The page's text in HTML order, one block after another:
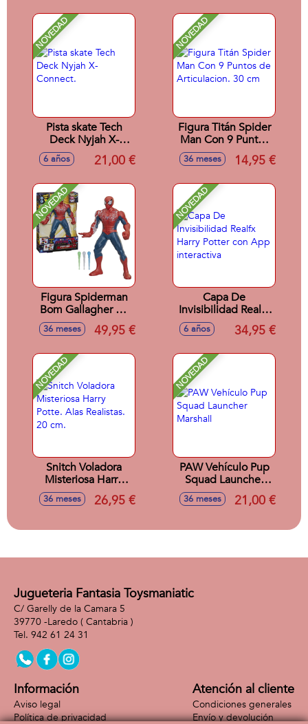
NOVEDAD
Pista skate Tech
Deck Nyjah X-
Connect.
6 años 21,00 €
NOVEDAD
Figura Titán Spider
Man Con 9 Puntos
de Articulacion. 30
cm
36 meses 14,95 €
NOVEDAD
Figura Spiderman
Bom Gallagher 30
cm
36 meses 49,95 €
NOVEDAD
Capa De
Invisibilidad Realfx
Harry Potter con
App interactiva
6 años 34,95 €
NOVEDAD
Snitch Voladora
Misteriosa Harry
Potte. Alas
Realistas. 20 cm.
36 meses 26,95 €
NOVEDAD
PAW Vehículo Pup
Squad Launcher
Marshall
36 meses 21,00 €
Jugueteria Fantasia Toysmaniatic
C/ Garelly de la Camara 5
39770 -Laredo ( Cantabria )
942 61 24 31
Información
Aviso legal
Política de privacidad
Atención al cliente
Condiciones generales
Envío y devolución